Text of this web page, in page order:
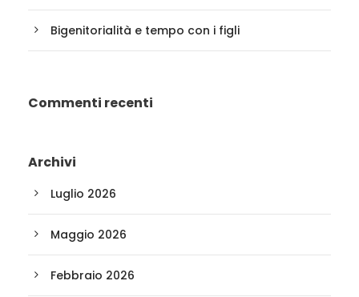
Bigenitorialità e tempo con i figli
Commenti recenti
Archivi
Luglio 2026
Maggio 2026
Febbraio 2026